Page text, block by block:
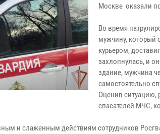
Москве оказали
Во время
мужчину, который
курьером,
захлопнулась, и
здание, мужчина
самостоятельно
Оценив ситуацию,
спасателей МЧС,
и слаженным действиям сотрудников